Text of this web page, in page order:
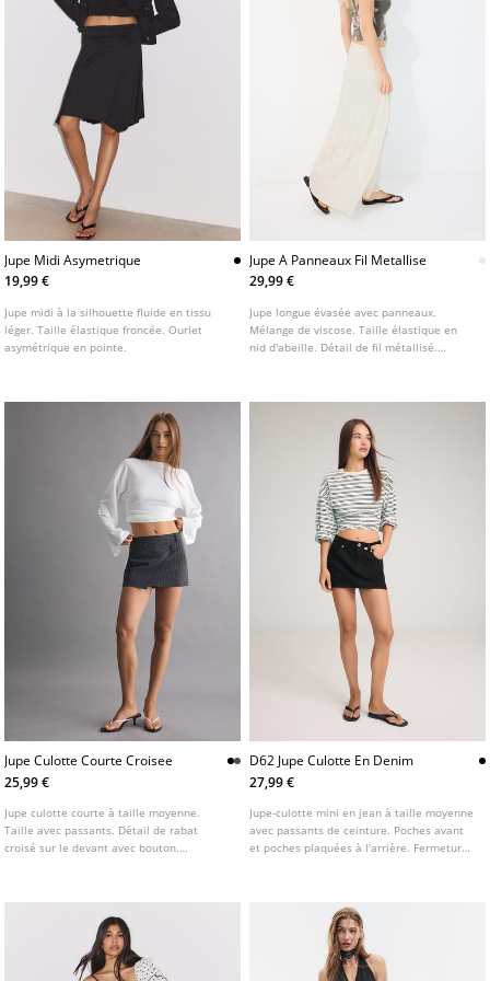
Jupe Midi Asymetrique
19,99 €
Jupe midi à la silhouette fluide en tissu
léger. Taille élastique froncée. Ourlet
asymétrique en pointe.
Jupe A Panneaux Fil Metallise
29,99 €
Jupe longue évasée avec panneaux.
Mélange de viscose. Taille élastique en
nid d'abeille. Détail de fil métallisé.
Jupe Culotte Courte Croisee
25,99 €
Jupe culotte courte à taille moyenne.
Taille avec passants. Détail de rabat
croisé sur le devant avec bouton.
D62 Jupe Culotte En Denim
27,99 €
Jupe-culotte mini en jean à taille moyenne
avec passants de ceinture. Poches avant
et poches plaquées à l'arrière. Fermeture